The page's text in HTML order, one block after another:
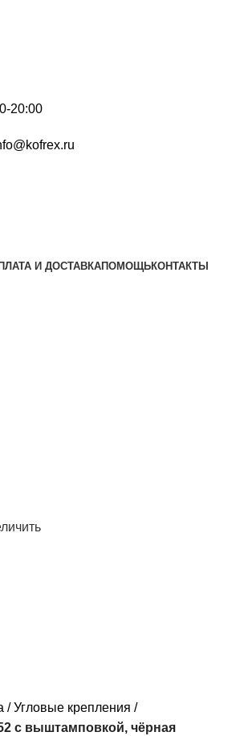
20:00
И ДОСТАВКАПОМОЩЬКОНТАКТЫ
Угловые крепления
с выштамповкой, чёрная